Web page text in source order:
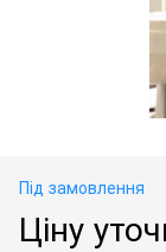
Під замовлення
Ціну